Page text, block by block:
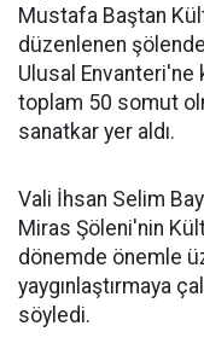
Mustafa Baştan
düzenlenen
Ulusal Envanteri'ne
toplam 50 somut
sanatkar yer aldı.
Vali İhsan Selim
Miras Şöleni'nin
dönemde önemle
yaygınlaştırmaya
söyledi.